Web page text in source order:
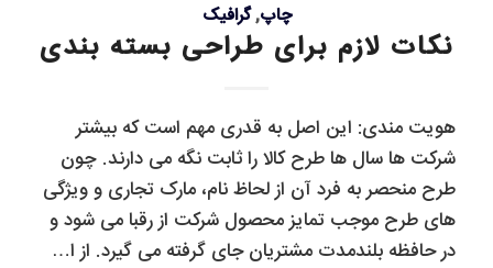
چاپ,گرافیک
نکات لازم برای طراحی بسته بندی
هویت مندى: این اصل به قدرى مهم است که بیشتر
شرکت ها سال ها طرح کالا را ثابت نگه مى دارند. چون
طرح منحصر به فرد آن از لحاظ نام، مارک تجارى و ویژگى
هاى طرح موجب تمایز محصول شرکت از رقبا مى شود و
در حافظه بلندمدت مشتریان جاى گرفته مى گیرد. از ا…